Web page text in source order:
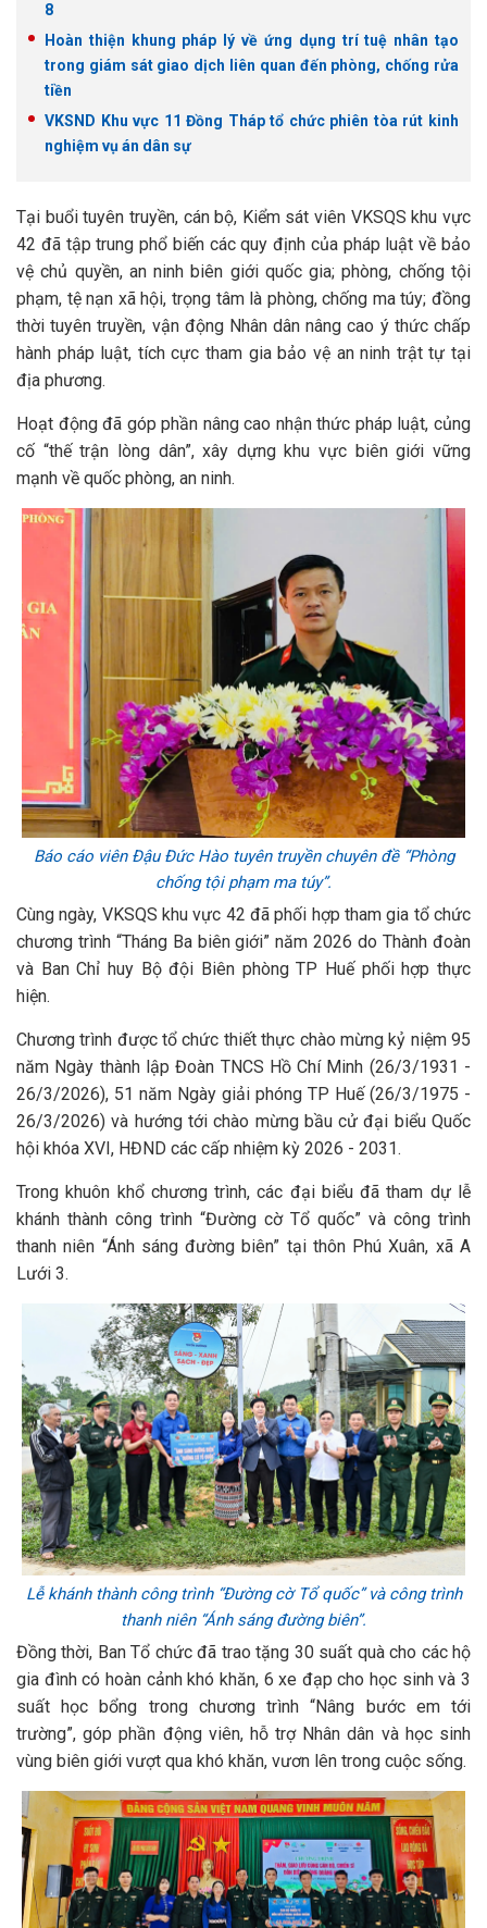
8
Hoàn thiện khung pháp lý về ứng dụng trí tuệ nhân tạo
trong giám sát giao dịch liên quan đến phòng, chống rửa
tiền
VKSND Khu vực 11 Đồng Tháp tổ chức phiên tòa rút kinh
nghiệm vụ án dân sự
Tại buổi tuyên truyền, cán bộ, Kiểm sát viên VKSQS khu vực
42 đã tập trung phổ biến các quy định của pháp luật về bảo
vệ chủ quyền, an ninh biên giới quốc gia; phòng, chống tội
phạm, tệ nạn xã hội, trọng tâm là phòng, chống ma túy; đồng
thời tuyên truyền, vận động Nhân dân nâng cao ý thức chấp
hành pháp luật, tích cực tham gia bảo vệ an ninh trật tự tại
địa phương.
Hoạt động đã góp phần nâng cao nhận thức pháp luật, củng
cố “thế trận lòng dân”, xây dựng khu vực biên giới vững
mạnh về quốc phòng, an ninh.
Báo cáo viên Đậu Đức Hào tuyên truyền chuyên đề “Phòng
chống tội phạm ma túy”.
Cùng ngày, VKSQS khu vực 42 đã phối hợp tham gia tổ chức
chương trình “Tháng Ba biên giới” năm 2026 do Thành đoàn
và Ban Chỉ huy Bộ đội Biên phòng TP Huế phối hợp thực
hiện.
Chương trình được tổ chức thiết thực chào mừng kỷ niệm 95
năm Ngày thành lập Đoàn TNCS Hồ Chí Minh (26/3/1931 -
26/3/2026), 51 năm Ngày giải phóng TP Huế (26/3/1975 -
26/3/2026) và hướng tới chào mừng bầu cử đại biểu Quốc
hội khóa XVI, HĐND các cấp nhiệm kỳ 2026 - 2031.
Trong khuôn khổ chương trình, các đại biểu đã tham dự lễ
khánh thành công trình “Đường cờ Tổ quốc” và công trình
thanh niên “Ánh sáng đường biên” tại thôn Phú Xuân, xã A
Lưới 3.
Lễ khánh thành công trình “Đường cờ Tổ quốc” và công trình
thanh niên “Ánh sáng đường biên”.
Đồng thời, Ban Tổ chức đã trao tặng 30 suất quà cho các hộ
gia đình có hoàn cảnh khó khăn, 6 xe đạp cho học sinh và 3
suất học bổng trong chương trình “Nâng bước em tới
trường”, góp phần động viên, hỗ trợ Nhân dân và học sinh
vùng biên giới vượt qua khó khăn, vươn lên trong cuộc sống.